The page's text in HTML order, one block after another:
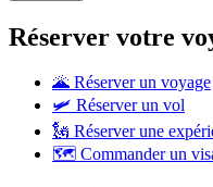
Réserver votre
🌋 Réserver un voyage
🛩 Réserver un vol
🗽 Réserver une
🗺 Commander un